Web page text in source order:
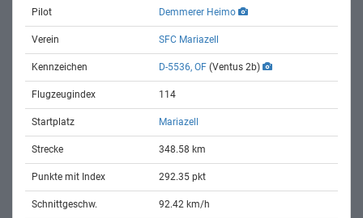
Pilot Demmerer Heimo
Verein SFC Mariazell
Kennzeichen D-5536, OF (Ventus 2b)
Flugzeugindex 114
Startplatz Mariazell
Strecke 348.58 km
Punkte mit Index 292.35 pkt
Schnittgeschw. 92.42 km/h